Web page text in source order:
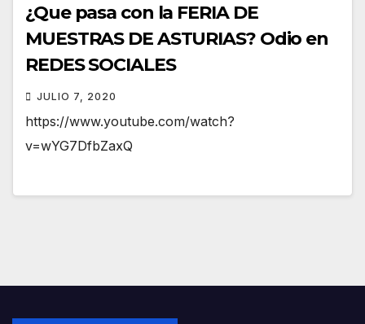
¿Que pasa con la FERIA DE
MUESTRAS DE ASTURIAS? Odio en
REDES SOCIALES
JULIO 7, 2020
https://www.youtube.com/watch?
v=wYG7DfbZaxQ